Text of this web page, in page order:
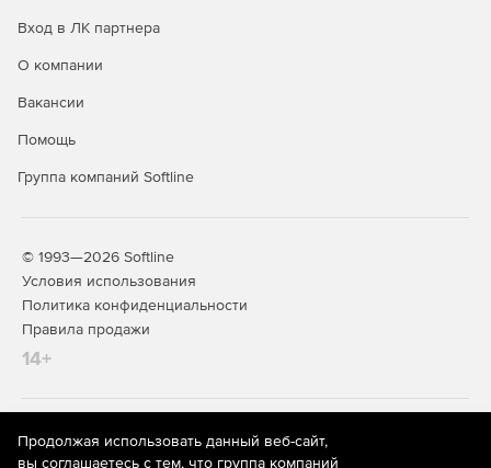
Вход в ЛК партнера
О компании
Вакансии
Помощь
Группа компаний Softline
© 1993—2026 Softline
Условия использования
Политика конфиденциальности
Правила продажи
14+
На информационном ресурсе store.softline.ru применяются
рекомендательные технологии
(информационные технологии
Продолжая использовать данный веб-сайт,
вы соглашаетесь с тем, что группа компаний